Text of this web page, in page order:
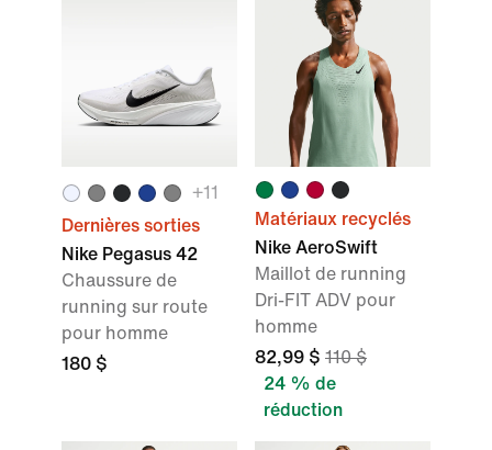
+11
Dernières sorties
Nike Pegasus 42
Chaussure de
running sur route
pour homme
180 $
Matériaux recyclés
Nike AeroSwift
Maillot de running
Dri-FIT ADV pour
homme
82,99 $ 110 $
24 % de
réduction